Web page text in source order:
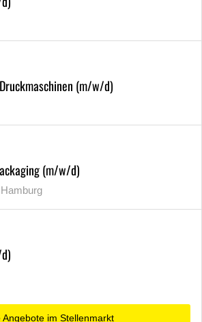
(m/w/d)
(m/w/d)
Angebote im Stellenmarkt